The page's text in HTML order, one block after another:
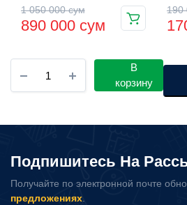
1 050 000сум
Первоначальная
цена
составляла
1
000 сум.
890 000 сум
Текущая
цена:
890
000 сум.
190
для
мойки
количество
В
корзину
Подпишитесь На
Получайте по электронной почте
предложениях.